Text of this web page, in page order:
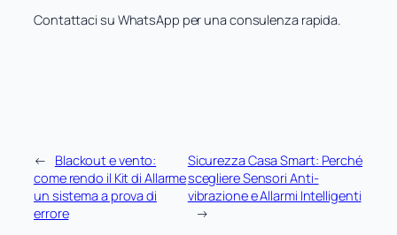
Contattaci su WhatsApp per una consulenza rapida.
← Blackout e vento:
come rendo il Kit di Allarme
un sistema a prova di
errore
Sicurezza Casa Smart: Perché
scegliere Sensori Anti-
vibrazione e Allarmi Intelligenti
→